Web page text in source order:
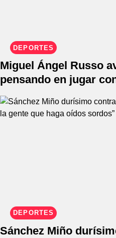
DEPORTES
Miguel Ángel Russo
pensando en jugar
DEPORTES
Sánchez Miño